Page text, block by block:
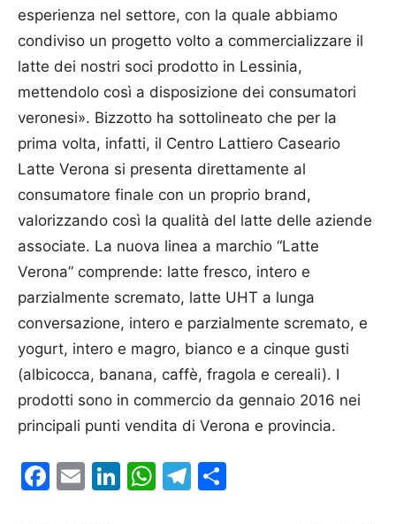
esperienza nel settore, con la quale abbiamo
condiviso un progetto volto a commercializzare il
latte dei nostri soci prodotto in Lessinia,
mettendolo così a disposizione dei consumatori
veronesi». Bizzotto ha sottolineato che per la
prima volta, infatti, il Centro Lattiero Caseario
Latte Verona si presenta direttamente al
consumatore finale con un proprio brand,
valorizzando così la qualità del latte delle aziende
associate. La nuova linea a marchio “Latte
Verona” comprende: latte fresco, intero e
parzialmente scremato, latte UHT a lunga
conversazione, intero e parzialmente scremato, e
yogurt, intero e magro, bianco e a cinque gusti
(albicocca, banana, caffè, fragola e cereali). I
prodotti sono in commercio da gennaio 2016 nei
principali punti vendita di Verona e provincia.
Facebook
EmailLinkedIn
WhatsApp
Telegram